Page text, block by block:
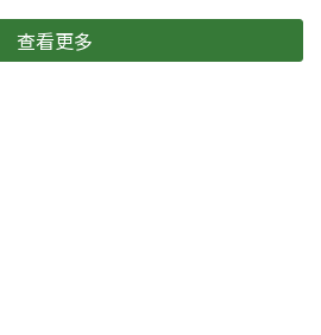
查看更多